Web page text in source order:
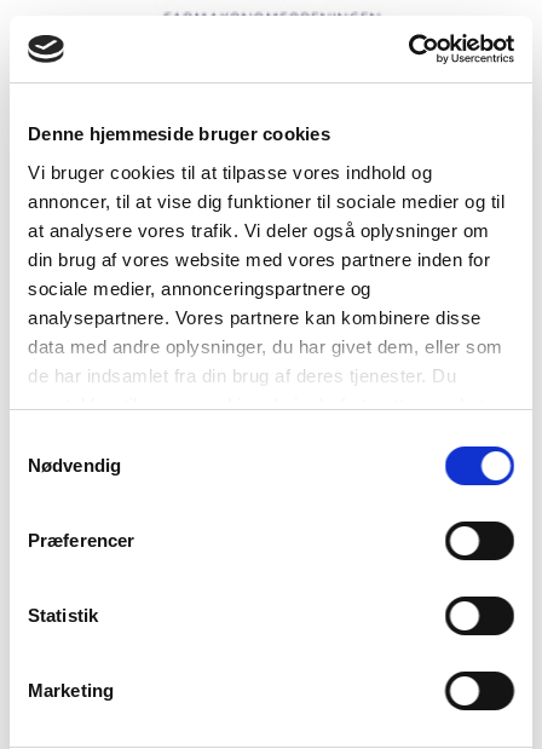
Denne hjemmeside bruger cookies
Vi bruger cookies til at tilpasse vores indhold og
annoncer, til at vise dig funktioner til sociale medier og til
at analysere vores trafik. Vi deler også oplysninger om
din brug af vores website med vores partnere inden for
sociale medier, annonceringspartnere og
analysepartnere. Vores partnere kan kombinere disse
data med andre oplysninger, du har givet dem, eller som
de har indsamlet fra din brug af deres tjenester. Du
samtykker til vores cookies, hvis du fortsætter med at
Nødvendig
Præferencer
Statistik
Marketing
TR - Regler og love - offentlig
12. januar 2027
Kl. 0.00 - kl. 0.00
Online